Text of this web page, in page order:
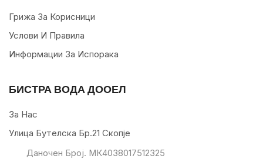
Грижа За Корисници
Услови И Правила
Информации За Испорака
БИСТРА ВОДА ДООЕЛ
За Нас
Улица Бутелска Бр.21 Скопје
Даночен Број. МК4038017512325